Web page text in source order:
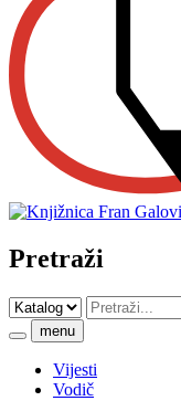
Pretraži
menu
Vijesti
Vodič